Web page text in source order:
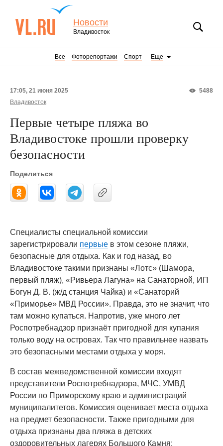
Новости
Владивосток
Все Фоторепортажи Спорт Еще
5488
17:05, 21 июня 2025
Владивосток
Первые четыре пляжа во
Владивостоке прошли проверку
безопасности
Поделиться
Специалисты специальной комиссии
зарегистрировали первые в этом сезоне пляжи,
безопасные для отдыха. Как и год назад, во
Владивостоке такими признаны «Лотс» (Шамора,
первый пляж), «Ривьера Лагуна» на Санаторной, ИП
Богун Д. В. (ж/д станция Чайка) и «Санаторий
«Приморье» МВД России». Правда, это не значит, что
там можно купаться. Напротив, уже много лет
Роспотребнадзор признаёт пригодной для купания
только воду на островах. Так что правильнее назвать
это безопасными местами отдыха у моря.
В состав межведомственной комиссии входят
представители Роспотребнадзора, МЧС, УМВД
России по Приморскому краю и администраций
муниципалитетов. Комиссия оценивает места отдыха
на предмет безопасности. Также пригодными для
отдыха признаны два пляжа в детских
оздоровительных лагерях Большого Камня: